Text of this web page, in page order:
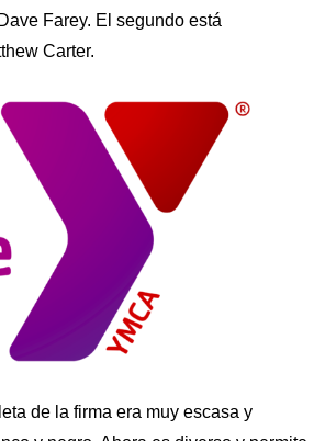
Farey. El segundo está
Carter.
de la firma era muy escasa y